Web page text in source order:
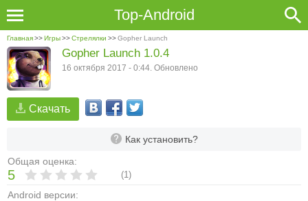
Top-Android
Главная>>Игры>>Стрелялки >>Gopher Launch
Скачать
Как установить?
Общая оценка:
5 (1)
Android версии:
Gopher Launch 1.0.4
16 октября 2017 - 0:44. Обновлено